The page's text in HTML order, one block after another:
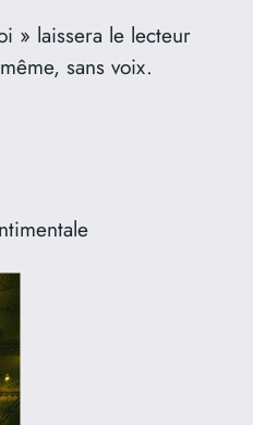
» laissera le lecteur
sans voix.